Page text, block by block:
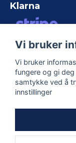
Klarna
VISA/
Følg oss
Vi bruker
Vi bruker
fungere og gi
samtykke ved å
innstillinger